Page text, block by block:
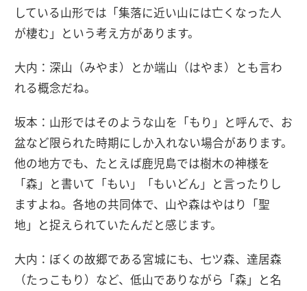
している山形では「集落に近い山には亡くなった人
が棲む」という考え方があります。
大内：深山（みやま）とか端山（はやま）とも言わ
れる概念だね。
坂本：山形ではそのような山を「もり」と呼んで、お
盆など限られた時期にしか入れない場合があります。
他の地方でも、たとえば鹿児島では樹木の神様を
「森」と書いて「もい」「もいどん」と言ったりし
ますよね。各地の共同体で、山や森はやはり「聖
地」と捉えられていたんだと感じます。
大内：ぼくの故郷である宮城にも、七ツ森、達居森
（たっこもり）など、低山でありながら「森」と名